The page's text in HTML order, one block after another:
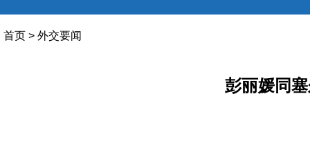
首页 > 外交要闻
彭丽媛同